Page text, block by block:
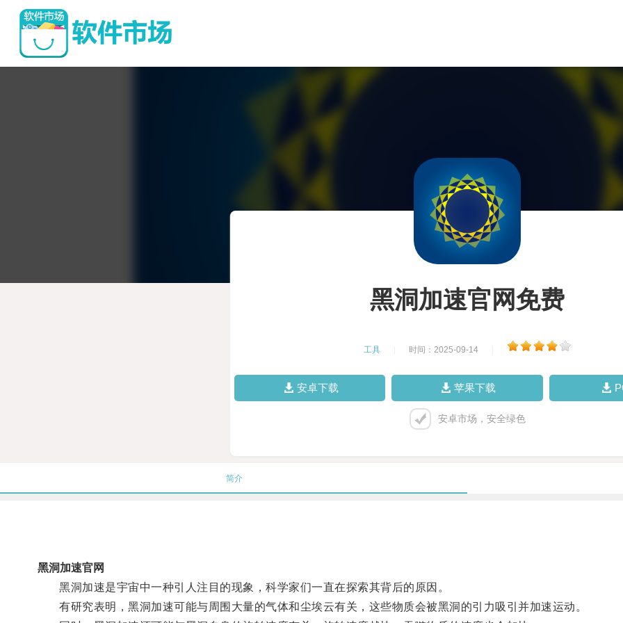
黑洞加速官网免费
工具 时间：2025-09-14
安卓下载 苹果下载
安卓市场，安全绿色
简介
黑洞加速官网
黑洞加速是宇宙中一种引人注目的现象，科学家们一直在探索其背后的原因。
有研究表明，黑洞加速可能与周围大量的气体和尘埃云有关，这些物质会被黑洞的引力吸引并加速运动。